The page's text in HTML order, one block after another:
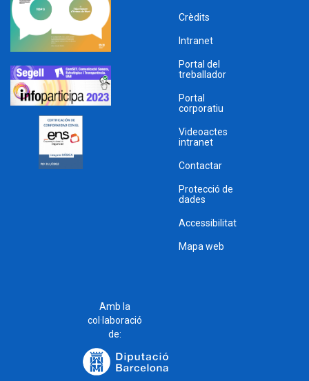
Crèdits
Intranet
Portal del
treballador
Portal
corporatiu
Videoactes
intranet
Contactar
Protecció de
dades
Accessibilitat
Mapa web
Amb la
col·laboració
de: